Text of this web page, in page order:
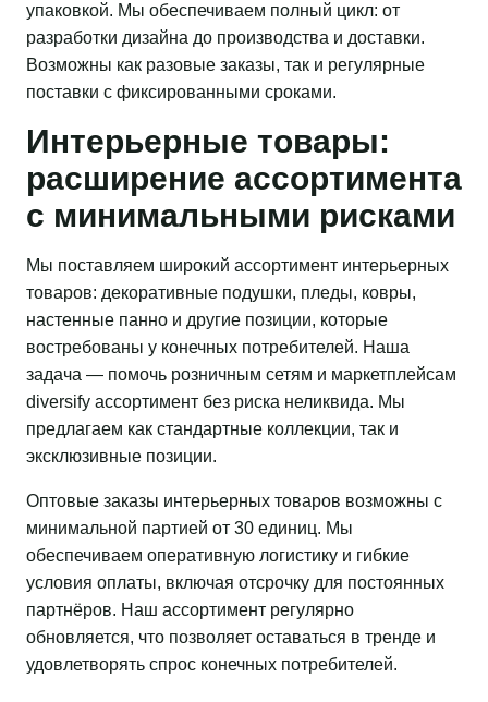
упаковкой. Мы обеспечиваем полный цикл: от
разработки дизайна до производства и доставки.
Возможны как разовые заказы, так и регулярные
поставки с фиксированными сроками.
Интерьерные товары:
расширение ассортимента
с минимальными рисками
Мы поставляем широкий ассортимент интерьерных
товаров: декоративные подушки, пледы, ковры,
настенные панно и другие позиции, которые
востребованы у конечных потребителей. Наша
задача — помочь розничным сетям и маркетплейсам
diversify ассортимент без риска неликвида. Мы
предлагаем как стандартные коллекции, так и
эксклюзивные позиции.
Оптовые заказы интерьерных товаров возможны с
минимальной партией от 30 единиц. Мы
обеспечиваем оперативную логистику и гибкие
условия оплаты, включая отсрочку для постоянных
партнёров. Наш ассортимент регулярно
обновляется, что позволяет оставаться в тренде и
удовлетворять спрос конечных потребителей.